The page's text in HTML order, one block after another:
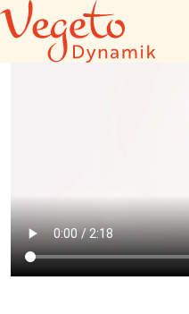
Zum
Inhalt
springen